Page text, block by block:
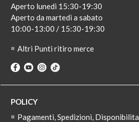
Aperto lunedi 15:30-19:30
Aperto da martedi a sabato
10:00-13:00 / 15:30-19:30
Altri Punti ritiro merce
POLICY
Pagamenti, Spedizioni, Disponibilita